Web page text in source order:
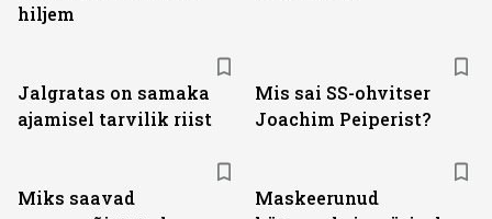
hiljem
Jalgratas on samaka
ajamisel tarvilik riist
Mis sai SS-ohvitser
Joachim Peiperist?
Miks saavad
Maskeerunud